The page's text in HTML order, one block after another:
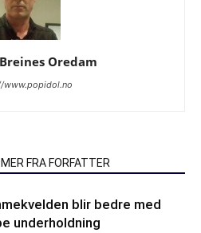
Oredam
www.popidol.no
MER FRA FORFATTER
blir bedre med
underholdning